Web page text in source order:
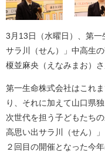
3月13日（水曜日）、第
サラ川（せん）」中高生
榎並麻央（えなみまお）
第一生命株式会社はこれ
り、それに加えて山口県
次世代を担う子どもたち
高思い出サラ川（せん）
２回目の開催となった今